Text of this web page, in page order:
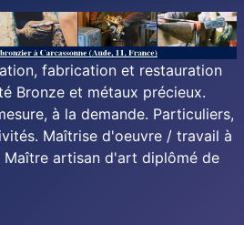
fabrication et restauration
Bronze et métaux précieux.
à la demande. Particuliers,
Maîtrise d'oeuvre / travail à
artisan d'art diplômé de